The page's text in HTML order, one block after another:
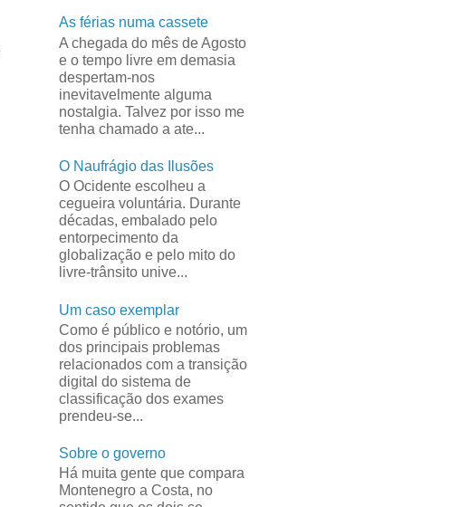
As férias numa cassete
A chegada do mês de Agosto
e o tempo livre em demasia
despertam-nos
inevitavelmente alguma
nostalgia. Talvez por isso me
tenha chamado a ate...
O Naufrágio das Ilusões
O Ocidente escolheu a
cegueira voluntária. Durante
décadas, embalado pelo
entorpecimento da
globalização e pelo mito do
livre-trânsito unive...
Um caso exemplar
Como é público e notório, um
dos principais problemas
relacionados com a transição
digital do sistema de
classificação dos exames
prendeu-se...
Sobre o governo
Há muita gente que compara
Montenegro a Costa, no